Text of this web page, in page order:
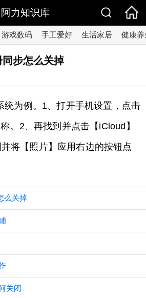
阿力知识库
游戏数码 手工爱好 生活家居 健康养
步怎么关掉
统为例。1、打开手机设置，点击
。2、再找到并点击【iCloud】
将【照片】应用右边的按钮点
么关掉
关闭